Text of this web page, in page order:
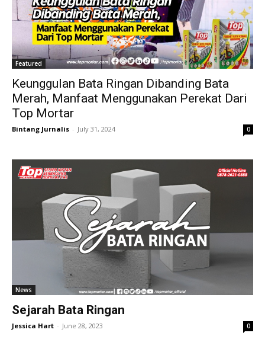
Featured
Keunggulan Bata Ringan Dibanding Bata
Merah, Manfaat Menggunakan Perekat Dari
Top Mortar
Bintang Jurnalis - July 31, 2024 0
News
Sejarah Bata Ringan
Jessica Hart - June 28, 2023 0